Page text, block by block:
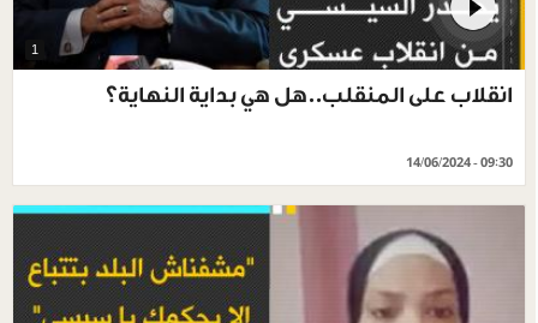
1
انقلاب على المنقلب..هل هي بداية النهاية؟
14/06/2024 - 09:30